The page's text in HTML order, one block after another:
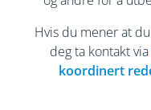
Hvis du mener at
deg ta kontakt via
koordinert